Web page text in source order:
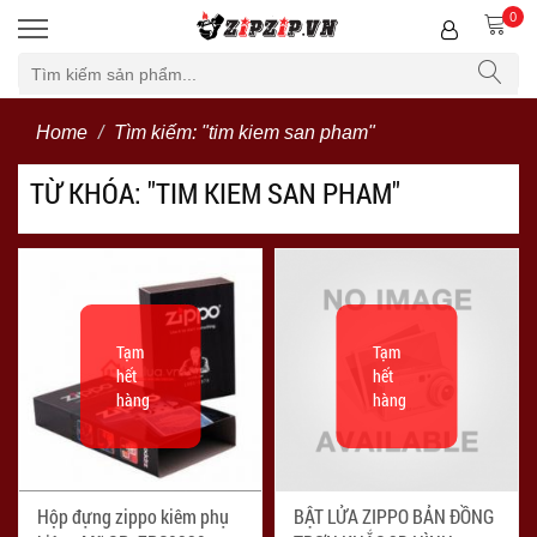
0
Home Tìm kiếm: "tim kiem san pham"
TỪ KHÓA: "TIM KIEM SAN PHAM"
Bộ lọc
Hộp đựng zippo kiêm phụ
Tạm
hết
hàng
BẬT LỬA ZIPPO BẢN ĐỒNG
Tạm
hết
hàng